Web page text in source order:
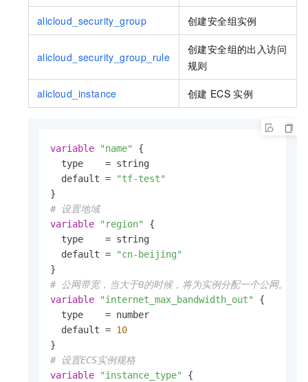
alicloud_security_group 创建安全组实例
alicloud_security_group_rule
创建安全组的出入访问
规则
alicloud_instance 创建 ECS 实例
variable "name"
{
  type    = string
  default =
"tf-test"
# 设置地域
variable
"region"
{
  type    = string
  default =
"cn-beijing"
# 公网带宽，当大于0的时候，将为实例分配一个公网。
variable
"internet_max_bandwidth_out"
{
  type    = number
  default =
10
# 设置ECS实例规格
variable
"instance_type"
{